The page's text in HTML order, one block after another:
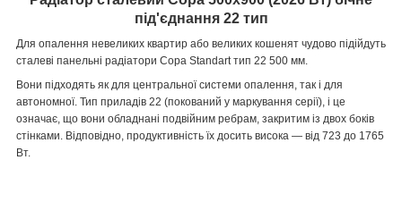
під'єднання 22 тип
Для опалення невеликих квартир або великих кошенят чудово підійдуть
сталеві панельні радіатори Copa Standart тип 22 500 мм.
Вони підходять як для центральної системи опалення, так і для
автономної. Тип приладів 22 (покований у маркування серії), і це
означає, що вони обладнані подвійним ребрам, закритим із двох боків
стінками. Відповідно, продуктивність їх досить висока — від 723 до 1765
Вт.